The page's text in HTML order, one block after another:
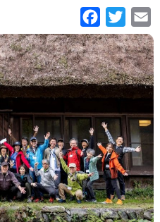
Facebook Twitter